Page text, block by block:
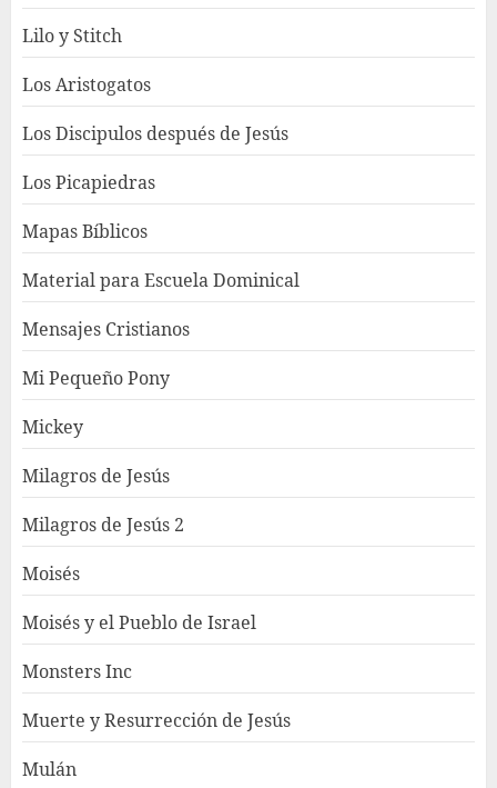
Lilo y Stitch
Los Aristogatos
Los Discipulos después de Jesús
Los Picapiedras
Mapas Bíblicos
Material para Escuela Dominical
Mensajes Cristianos
Mi Pequeño Pony
Mickey
Milagros de Jesús
Milagros de Jesús 2
Moisés
Moisés y el Pueblo de Israel
Monsters Inc
Muerte y Resurrección de Jesús
Mulán